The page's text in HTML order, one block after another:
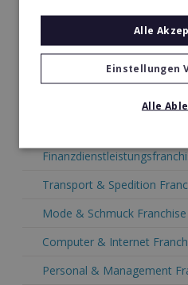
Senioren- & Pflegedienste
Niedersachsen
Fitness & Gesundheit
Büroservice & Drucksachen
Transport & Spedition
Mode & Schmuck
Computer & Internet
Personal & Management
Alle
Einstellungen
Alle